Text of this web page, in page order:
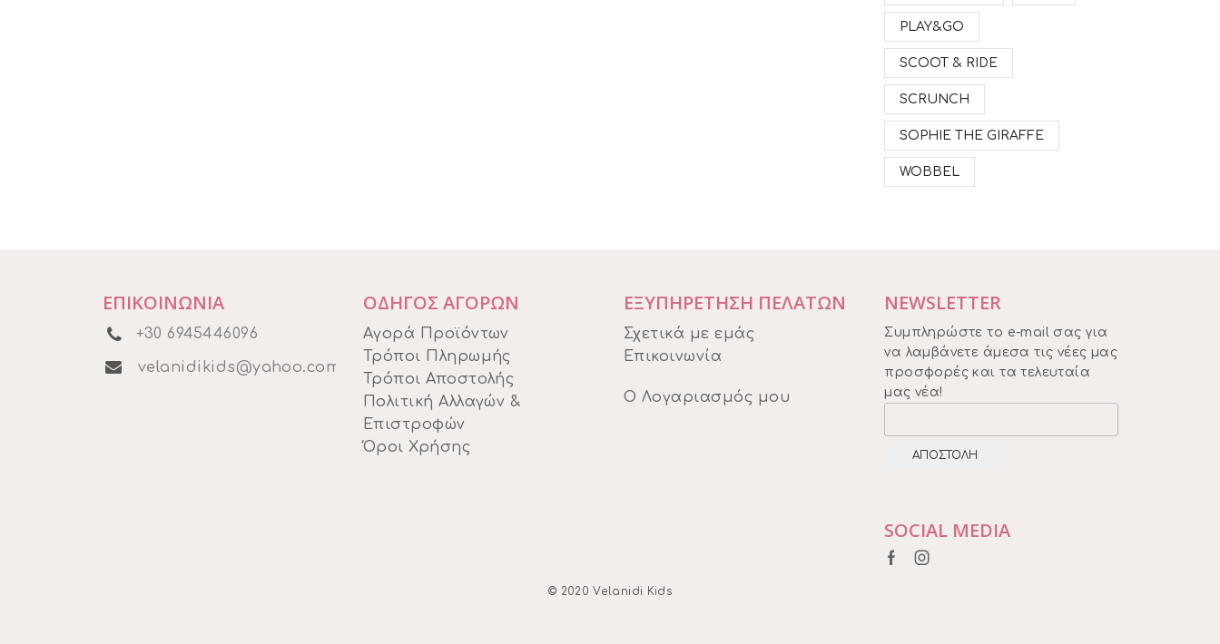
PLAY&GO
SCOOT & RIDE
SCRUNCH
SOPHIE THE GIRAFFE
WOBBEL
ΕΠΙΚΟΙΝΩΝΙΑ
+30 6945446096
velanidikids@yahoo.com
ΟΔΗΓΟΣ ΑΓΟΡΩΝ
Αγορά Προϊόντων
Τρόποι Πληρωμής
Τρόποι Αποστολής
Πολιτική Αλλαγών &
Επιστροφών
Όροι Χρήσης
ΕΞΥΠΗΡΕΤΗΣΗ ΠΕΛΑΤΩΝ
Σχετικά με εμάς
Επικοινωνία
Ο Λογαριασμός μου
NEWSLETTER
Συμπληρώστε το e-mail σας για
να λαμβάνετε άμεσα τις νέες μας
προσφορές και τα τελευταία
μας νέα!
SOCIAL MEDIA
Facebook
Instagram
© 2020 Velanidi Kids